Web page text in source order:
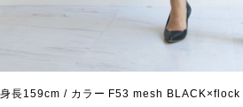
身長159cm / カラー F53 mesh BLACK×flock